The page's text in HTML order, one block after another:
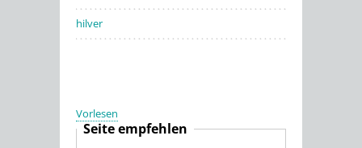
hilver
Vorlesen
Seite empfehlen